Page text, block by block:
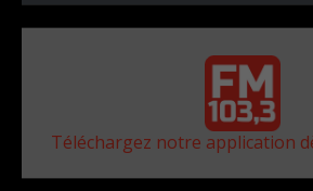
Téléchargez notre application